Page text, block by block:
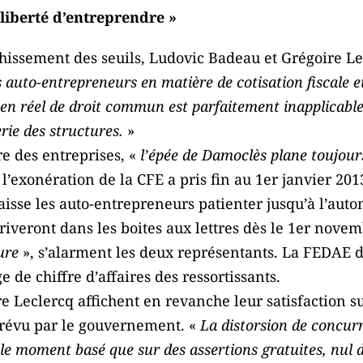
d’entreprendre »
des seuils, Ludovic Badeau et Grégoire
entrepreneurs en matière de cotisation fiscale
réel de droit commun est parfaitement
des structures. »
des entreprises, « l’épée de Damoclès plane
de la CFE a pris fin au 1er janvier
les auto-entrepreneurs patienter jusqu’à
dans les boites aux lettres dès le 1er
», s’alarment les deux représentants. La FEDAE
de chiffre d’affaires des ressortissants.
Leclercq affichent en revanche leur satisfaction
par le gouvernement. «La distorsion de
moment basé que sur des assertions gratuites, nul